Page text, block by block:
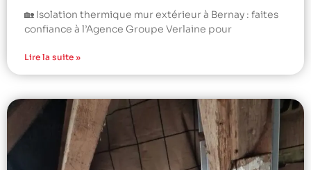
🏡 Isolation thermique mur extérieur à Bernay : faites
confiance à l’Agence Groupe Verlaine pour
Lire la suite »